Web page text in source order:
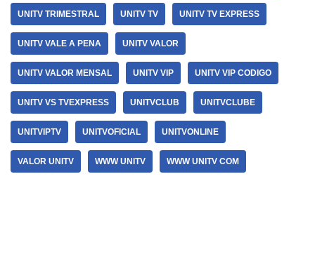
UNITV TRIMESTRAL UNITV TV UNITV TV EXPRESS
UNITV VALE A PENA UNITV VALOR
UNITV VALOR MENSAL UNITV VIP UNITV VIP CODIGO
UNITV VS TVEXPRESS UNITVCLUB UNITVCLUBE
UNITVIPTV UNITVOFICIAL UNITVONLINE
VALOR UNITV WWW UNITV WWW UNITV COM